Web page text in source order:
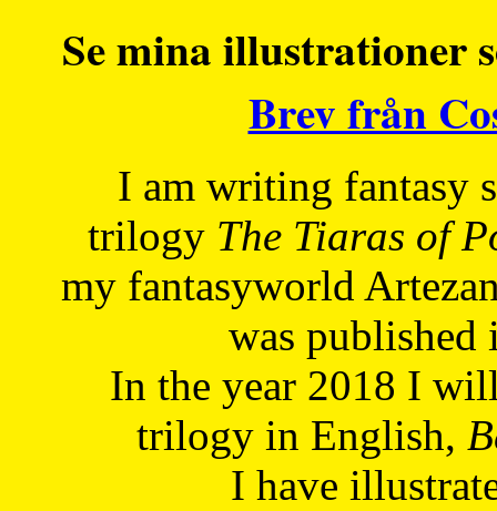
Se mina illustrationer
Brev från
I am writing fantasy
trilogy The Tiaras of
my fantasyworld
was published
In the year 2018 I
trilogy in English,
I have